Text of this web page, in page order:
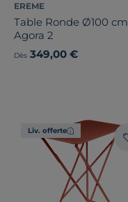
EREME
Table Ronde Ø100 cm
Agora 2
Dès 349,00 €
Liv. offerte